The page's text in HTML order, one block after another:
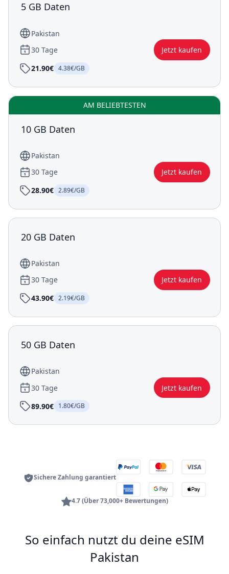
5 GB Daten
Pakistan
30 Tage
Jetzt kaufen
21.90€ 4.38€/GB
AM BELIEBTESTEN
10 GB Daten
Pakistan
30 Tage
Jetzt kaufen
28.90€ 2.89€/GB
20 GB Daten
Pakistan
30 Tage
Jetzt kaufen
43.90€ 2.19€/GB
50 GB Daten
Pakistan
30 Tage
Jetzt kaufen
89.90€ 1.80€/GB
Sichere Zahlung garantiert
4.7 (Über 73,000+ Bewertungen)
So einfach nutzt du deine eSIM
Pakistan